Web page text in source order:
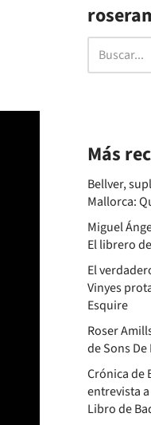
Más
Bellver,
Mallorca:
Miguel
El librero
El
Vinyes
Esquire
Roser
de Sons
Crónica de
entrevista
Libro de